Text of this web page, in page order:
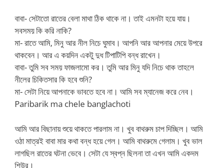
বাবা- সেটাতো রাতের বেলা মাথা ঠিক থাকে না। তাই এমনটা হয়ে যায়।
সবসময় কি করি নাকি?
মা- রাতে আমি, মিনু আর নীল নিচে ঘুমাব। আপনি আর আপনার মেয়ে উপরে
থাকবেন। আর এ কয়দিন একটু দুধ টিপাটিপি বন্ধ রাখেন।
বাবা- তুমি সব সময় ফাজলামো কর। তুমি আর মিনু যদি নিচে থাক তাহলে
নীলের চিকিতসার কি হবে শুনি?
মা- সেটা নিয়ে আপনাকে ভাবতে হবে না। আমি সব ম্যানেজ করে নেব।
Paribarik ma chele banglachoti
আমি আর বিছানায় শুয়ে থাকতে পারলাম না। খুব বাথরুম চাপ দিচ্ছিল। আমি
ওঠা মাত্রই বাবা মার কথা বন্ধ হয়ে গেল। আমি বাথরুমে গেলাম। খুব ভাল
লাগছিল রাতের ঘটনা ভেবে। সেটা যে স্বপ্ন ছিলনা তা এখন আমি একদম
শিউর।